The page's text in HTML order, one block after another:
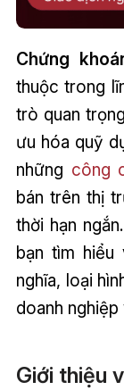
Chứng
thuộc trong
trò quan
ưu hóa quỹ
những công
bán trên thị
thời hạn
bạn tìm hiểu
nghĩa, loại
doanh
Giới thiệu